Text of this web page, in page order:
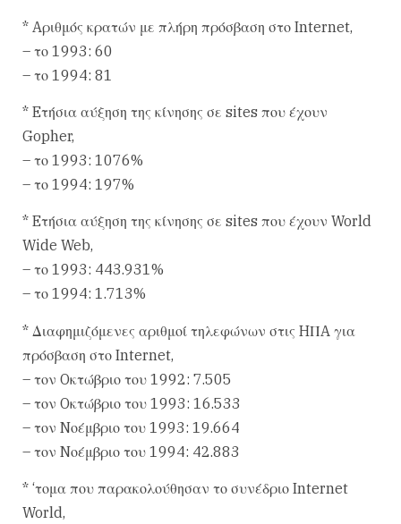
* Aριθμός κρατών με πλήρη πρόσβαση στο Internet,
– το 1993: 60
– το 1994: 81
* Eτήσια αύξηση της κίνησης σε sites που έχουν
Gopher,
– το 1993: 1076%
– το 1994: 197%
* Eτήσια αύξηση της κίνησης σε sites που έχουν World
Wide Web,
– το 1993: 443.931%
– το 1994: 1.713%
* Διαφημιζόμενες αριθμοί τηλεφώνων στις HΠA για
πρόσβαση στο Internet,
– τον Oκτώβριο του 1992: 7.505
– τον Oκτώβριο του 1993: 16.533
– τον Nοέμβριο του 1993: 19.664
– τον Nοέμβριο του 1994: 42.883
* ‘τομα που παρακολούθησαν το συνέδριο Internet
World,